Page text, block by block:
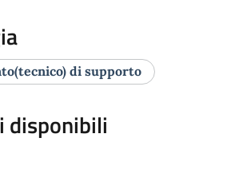
di supporto
disponibili